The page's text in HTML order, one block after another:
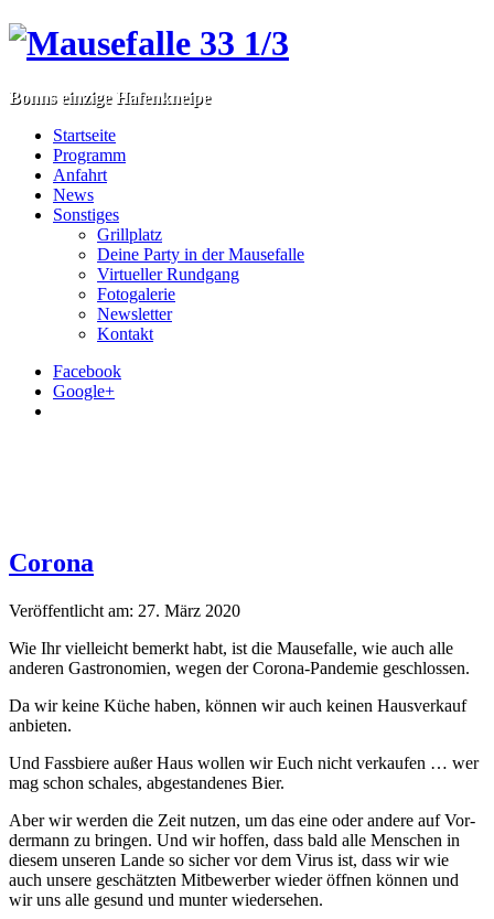
Bonns einzige Hafenkneipe
Startseite
Programm
Anfahrt
News
Sonstiges
Grillplatz
Deine Party in der Mausefalle
Virtueller Rundgang
Fotogalerie
Newsletter
Kontakt
Facebook
Google+
Corona
Veröffentlicht am: 27. März 2020
Wie Ihr vielle­icht bemerkt habt, ist die Mause­falle, wie auch alle
anderen Gas­tronomien, wegen der Coro­na-Pan­demie geschlossen.
Da wir keine Küche haben, kön­nen wir auch keinen Hausverkauf
anbieten.
Und Fass­biere außer Haus wollen wir Euch nicht verkaufen … wer
mag schon schales, abge­s­tandenes Bier.
Aber wir wer­den die Zeit nutzen, um das eine oder andere auf Vor­
der­mann zu brin­gen. Und wir hof­fen, dass bald alle Men­schen in
diesem unseren Lande so sich­er vor dem Virus ist, dass wir wie
auch unsere geschätzten Mit­be­wer­ber wieder öff­nen kön­nen und
wir uns alle gesund und munter wiedersehen.